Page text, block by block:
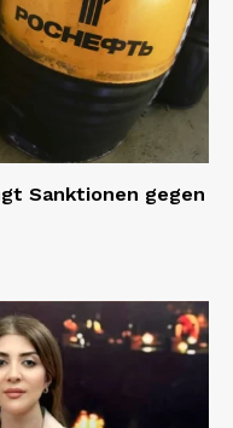
Sanktionen gegen